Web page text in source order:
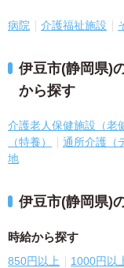
病院 介護福祉施設
伊豆市(静岡県)
から探す
介護老人保健施設（老
（特養）
通所介護（
地
伊豆市(静岡県)
時給から探す
850円以上 1000円以